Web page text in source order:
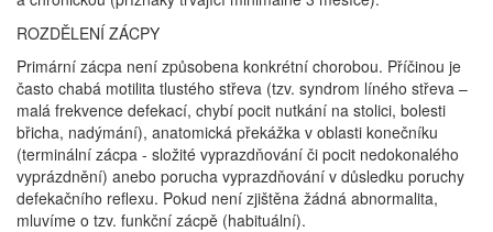
ROZDĚLENÍ ZÁCPY
Primární zácpa není způsobena konkrétní chorobou. Příčinou je
často chabá motilita tlustého střeva (tzv. syndrom líného střeva –
malá frekvence defekací, chybí pocit nutkání na stolici, bolesti
břicha, nadýmání), anatomická překážka v oblasti konečníku
(terminální zácpa - složité vyprazdňování či pocit nedokonalého
vyprázdnění) anebo porucha vyprazdňování v důsledku poruchy
defekačního reflexu. Pokud není zjištěna žádná abnormalita,
mluvíme o tzv. funkční zácpě (habituální).